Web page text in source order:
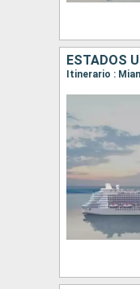
ESTADOS